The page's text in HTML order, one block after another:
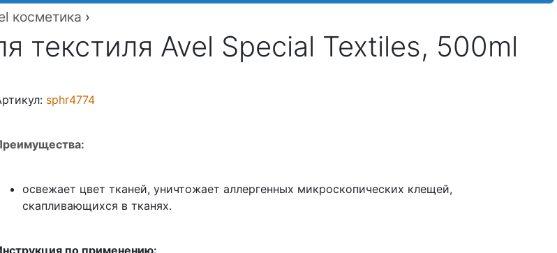
косметика ›
текстиля Avel Special Textiles, 500ml
sphr4774
освежает цвет тканей, уничтожает аллергенных микроскопических клещей,
скапливающихся в тканях.
по применению: